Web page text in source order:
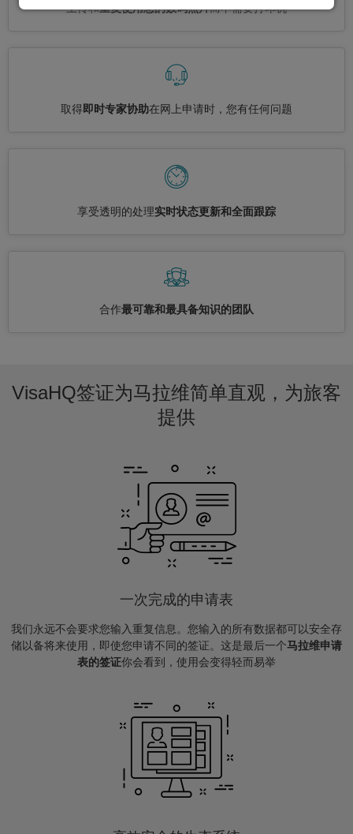
上传和重复使用您的数码照片而不需要打印机
取得即时专家协助在网上申请时，您有任何问题
享受透明的处理实时状态更新和全面跟踪
合作最可靠和最具备知识的团队
VisaHQ签证为马拉维简单直观，为旅客
提供
一次完成的申请表
我们永远不会要求您输入重复信息。您输入的所有数据都可以安全存
储以备将来使用，即使您申请不同的签证。这是最后一个马拉维申请
表的签证你会看到，使用会变得轻而易举